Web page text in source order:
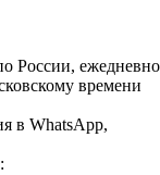
России,
времени
в WhatsApp,